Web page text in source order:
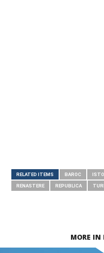
RELATED ITEMS BAROC
RENASTERE REPUBLICA
MORE IN